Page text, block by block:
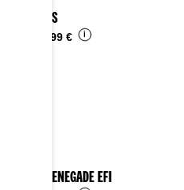
2024 DS
6.499 € i
2024 RENEGADE EFI